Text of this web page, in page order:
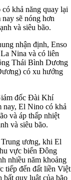
khả năng quay lại
sẽ nóng hơn
và siêu bão.
nhận định, Enso
Nina và có liên
Thái Bình Dương
có xu hướng
đốc Đài Khí
nay, El Nino có khả
và áp thấp nhiệt
và siêu bão.
ương, khi El
vực biển Đông
nhiều năm khoảng
tiếp đến đất liền Việt
quy luật của bão